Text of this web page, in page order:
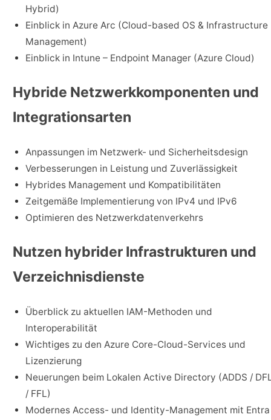
Hybrid)
Einblick in Azure Arc (Cloud-based OS & Infrastructure
Management)
Einblick in Intune – Endpoint Manager (Azure Cloud)
Hybride Netzwerkkomponenten und
Integrationsarten
Anpassungen im Netzwerk- und Sicherheitsdesign
Verbesserungen in Leistung und Zuverlässigkeit
Hybrides Management und Kompatibilitäten
Zeitgemäße Implementierung von IPv4 und IPv6
Optimieren des Netzwerkdatenverkehrs
Nutzen hybrider Infrastrukturen und
Verzeichnisdienste
Überblick zu aktuellen IAM-Methoden und
Interoperabilität
Wichtiges zu den Azure Core-Cloud-Services und
Lizenzierung
Neuerungen beim Lokalen Active Directory (ADDS /
/ FFL)
Modernes Access- und Identity-Management mit Entra